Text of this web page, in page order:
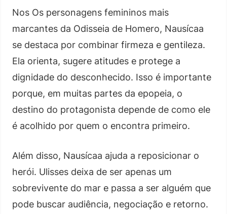
Nos Os personagens femininos mais
marcantes da Odisseia de Homero, Nausícaa
se destaca por combinar firmeza e gentileza.
Ela orienta, sugere atitudes e protege a
dignidade do desconhecido. Isso é importante
porque, em muitas partes da epopeia, o
destino do protagonista depende de como ele
é acolhido por quem o encontra primeiro.
Além disso, Nausícaa ajuda a reposicionar o
herói. Ulisses deixa de ser apenas um
sobrevivente do mar e passa a ser alguém que
pode buscar audiência, negociação e retorno.